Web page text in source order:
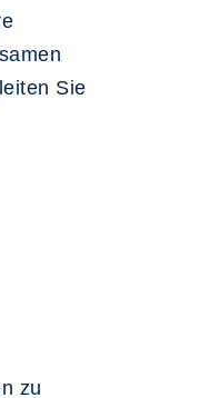
Sie
zu